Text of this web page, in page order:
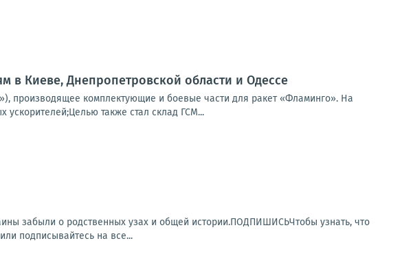
Киеве, Днепропетровской области и Одессе
производящее комплектующие и боевые части для ракет «Фламинго». На
ускорителей;Целью также стал склад ГСМ...
забыли о родственных узах и общей истории.ПОДПИШИСЬЧтобы узнать, что
подписывайтесь на все...